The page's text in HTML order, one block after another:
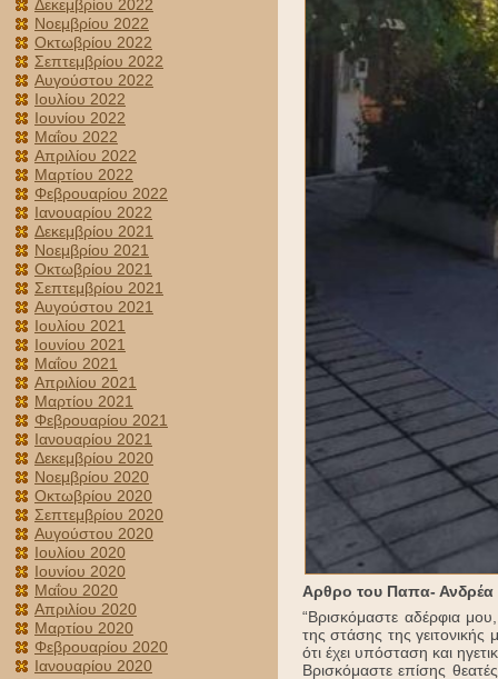
Δεκεμβρίου 2022
Νοεμβρίου 2022
Οκτωβρίου 2022
Σεπτεμβρίου 2022
Αυγούστου 2022
Ιουλίου 2022
Ιουνίου 2022
Μαΐου 2022
Απριλίου 2022
Μαρτίου 2022
Φεβρουαρίου 2022
Ιανουαρίου 2022
Δεκεμβρίου 2021
Νοεμβρίου 2021
Οκτωβρίου 2021
Σεπτεμβρίου 2021
Αυγούστου 2021
Ιουλίου 2021
Ιουνίου 2021
Μαΐου 2021
Απριλίου 2021
Μαρτίου 2021
Φεβρουαρίου 2021
Ιανουαρίου 2021
Δεκεμβρίου 2020
Νοεμβρίου 2020
Οκτωβρίου 2020
Σεπτεμβρίου 2020
Αυγούστου 2020
Ιουλίου 2020
Ιουνίου 2020
Μαΐου 2020
Απριλίου 2020
Μαρτίου 2020
Φεβρουαρίου 2020
Ιανουαρίου 2020
Αρθρο του Παπα- Ανδρέα
“Βρισκόμαστε αδέρφια
της στάσης της
ότι έχει υπόσταση και
Βρισκόμαστε επίσης